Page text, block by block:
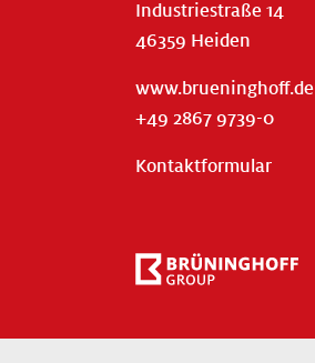
Industriestraße 14
46359 Heiden
www.brueninghoff.de
+49 2867 9739-0
Kontaktformular